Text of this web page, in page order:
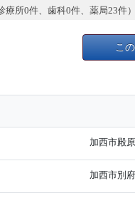
所0件、歯科0件、薬局23件）
こ
加西市殿
加西市別